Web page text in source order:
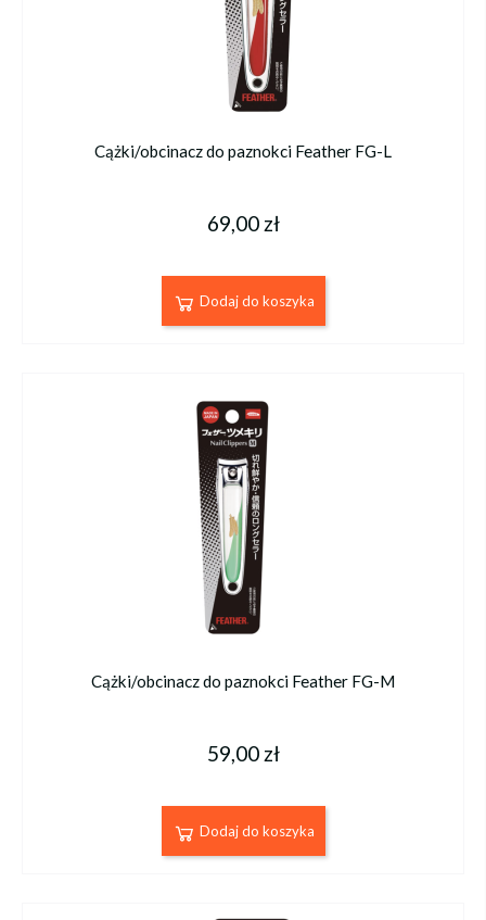
Cążki/obcinacz do paznokci Feather FG-L
69,00 zł
Dodaj do koszyka
Cążki/obcinacz do paznokci Feather FG-M
59,00 zł
Dodaj do koszyka